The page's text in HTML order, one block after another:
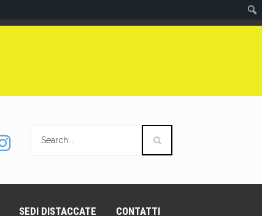
SEDI DISTACCATE CONTATTI